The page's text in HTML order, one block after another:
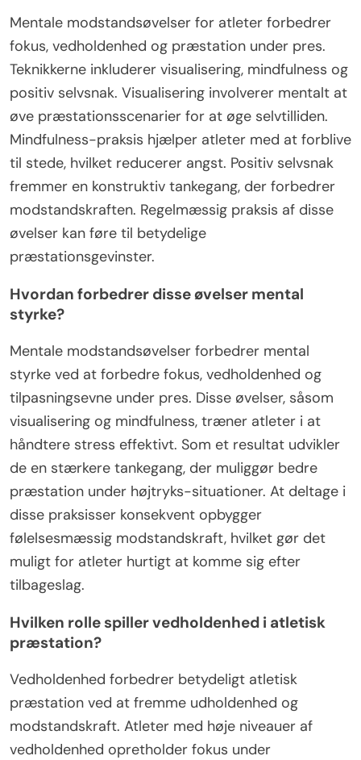
Mentale modstandsøvelser for atleter forbedrer
fokus, vedholdenhed og præstation under pres.
Teknikkerne inkluderer visualisering, mindfulness og
positiv selvsnak. Visualisering involverer mentalt at
øve præstationsscenarier for at øge selvtilliden.
Mindfulness-praksis hjælper atleter med at forblive
til stede, hvilket reducerer angst. Positiv selvsnak
fremmer en konstruktiv tankegang, der forbedrer
modstandskraften. Regelmæssig praksis af disse
øvelser kan føre til betydelige
præstationsgevinster.
Hvordan forbedrer disse øvelser mental
styrke?
Mentale modstandsøvelser forbedrer mental
styrke ved at forbedre fokus, vedholdenhed og
tilpasningsevne under pres. Disse øvelser, såsom
visualisering og mindfulness, træner atleter i at
håndtere stress effektivt. Som et resultat udvikler
de en stærkere tankegang, der muliggør bedre
præstation under højtryks-situationer. At deltage i
disse praksisser konsekvent opbygger
følelsesmæssig modstandskraft, hvilket gør det
muligt for atleter hurtigt at komme sig efter
tilbageslag.
Hvilken rolle spiller vedholdenhed i atletisk
præstation?
Vedholdenhed forbedrer betydeligt atletisk
præstation ved at fremme udholdenhed og
modstandskraft. Atleter med høje niveauer af
vedholdenhed opretholder fokus under